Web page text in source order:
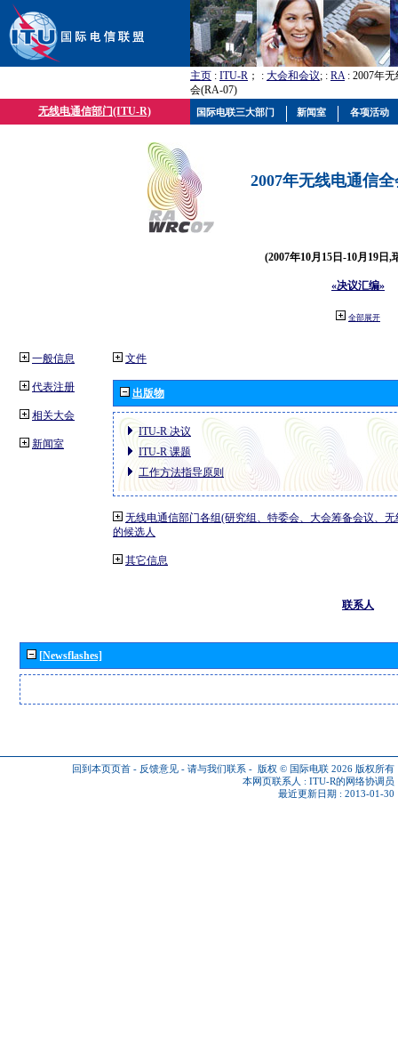
主页 : ITU-R ； : 大会和会议; : RA: 2007年
会(RA-07)
无线电通信部门(ITU-R)
2007年无线电通信
(2007年10月15日-10月19日,
«决议汇编»
全部展开
一般信息
代表注册
相关大会
新闻室
文件
出版物
ITU-R 决议
ITU-R 课题
工作方法指导原则
无线电通信部门各组(研究组、特委会、大会筹备会议、
的候选人
其它信息
联系人
[Newsflashes]
回到本页页首 - 反馈意见 - 请与我们联系 - 版权 © 国际电联 2026 版权所有
本网页联系人 : ITU-R的网络协调员
最近更新日期 : 2013-01-30
国际电联三大部门 新闻室 各项活动